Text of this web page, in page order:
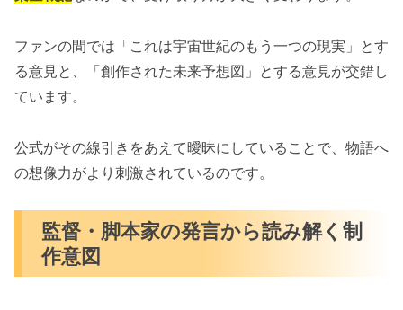
ファンの間では「これは宇宙世紀のもう一つの現実」とす
る意見と、「創作された未来予想図」とする意見が交錯し
ています。
公式がその線引きをあえて曖昧にしていることで、物語へ
の想像力がより刺激されているのです。
監督・脚本家の発言から読み解く制
作意図